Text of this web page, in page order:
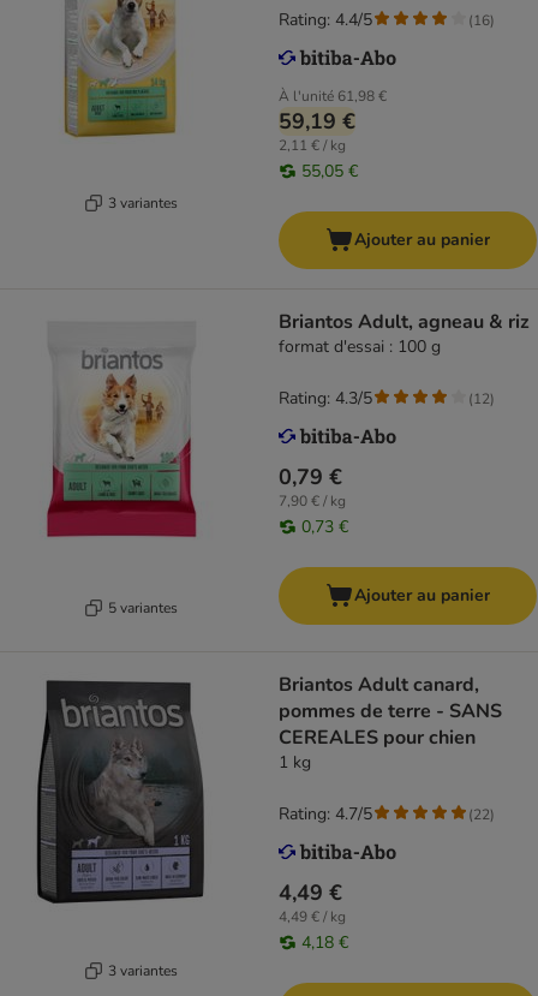
3 variantes
À l'unité 61,98 €
59,19 €
2,11 € / kg
55,05 €
Rating: 4.4/5 (16)
Ajouter au panier
5 variantes
Briantos Adult, agneau & riz
format d'essai : 100 g
0,79 €
7,90 € / kg
0,73 €
Rating: 4.3/5 (12)
Ajouter au panier
3 variantes
Briantos Adult canard,
pommes de terre - SANS
CEREALES pour chien
1 kg
4,49 €
4,49 € / kg
4,18 €
Rating: 4.7/5 (22)